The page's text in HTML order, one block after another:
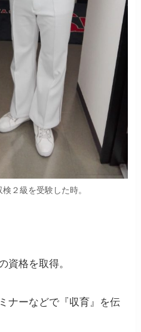
２級を受験した時。
資格を取得。
ナーなどで『収育』を伝